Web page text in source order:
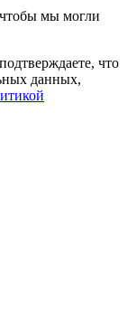
мы могли
что
данных,